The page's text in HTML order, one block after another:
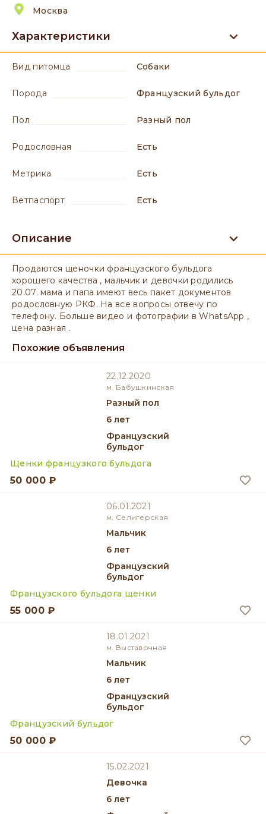
Москва
Характеристики
вид питомца Собаки
порода Французский бульдог
пол разный пол
родословная есть
метрика есть
ветпаспорт есть
Описание
Продаются щеночки французского бульдога
хорошего качества , мальчик и девочки родились
20.07. мама и папа имеют весь пакет документов
родословную РКФ. На все вопросы отвечу по
телефону. Больше видео и фотографии в WhatsApp ,
цена разная .
Похожие объявления
22.12.2020
м. Бабушкинская
разный пол
6 лет
Французский
бульдог
Щенки французкого бульдога
50 000 ₽
06.01.2021
м. Селигерская
мальчик
6 лет
Французский
бульдог
Французского бульдога щенки
55 000 ₽
18.01.2021
м. Выставочная
мальчик
6 лет
Французский
бульдог
Французский бульдог
50 000 ₽
15.02.2021
девочка
6 лет